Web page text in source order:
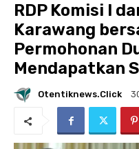
RDP Komisi I
Karawang
Permohonan
Mendapatkan
Otentiknews.click